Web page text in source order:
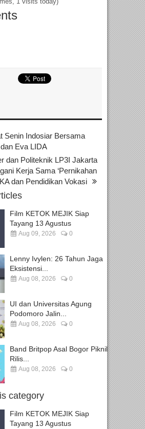
Senin Indosiar Bersama
Eva LIDA
dan Politeknik LP3I Jakarta
Kerja Sama ‘Pernikahan
dan Pendidikan Vokasi
Film KETOK MEJIK Siap
Tayang 13 Agustus
Aug 09, 2026 0
Lenny Ivylen: 26 Tahun Jaga
Eksistensi...
Aug 08, 2026 0
UI dan Universitas Agung
Podomoro Jalin...
Aug 08, 2026 0
Band Britpop Asal Bogor Piknik
Rilis...
Aug 08, 2026 0
category
Film KETOK MEJIK Siap
Tayang 13 Agustus